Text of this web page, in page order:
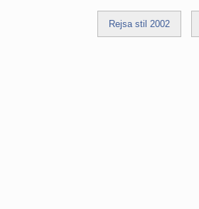
Rejsa stil 2002